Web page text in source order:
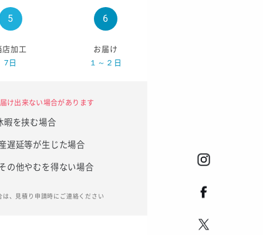
店加工
7日
お届け
１～２日
け出来ない場合があります
暇を挟む場合
遅延等が生じた場合
の他やむを得ない場合
、見積り申請時にご連絡ください